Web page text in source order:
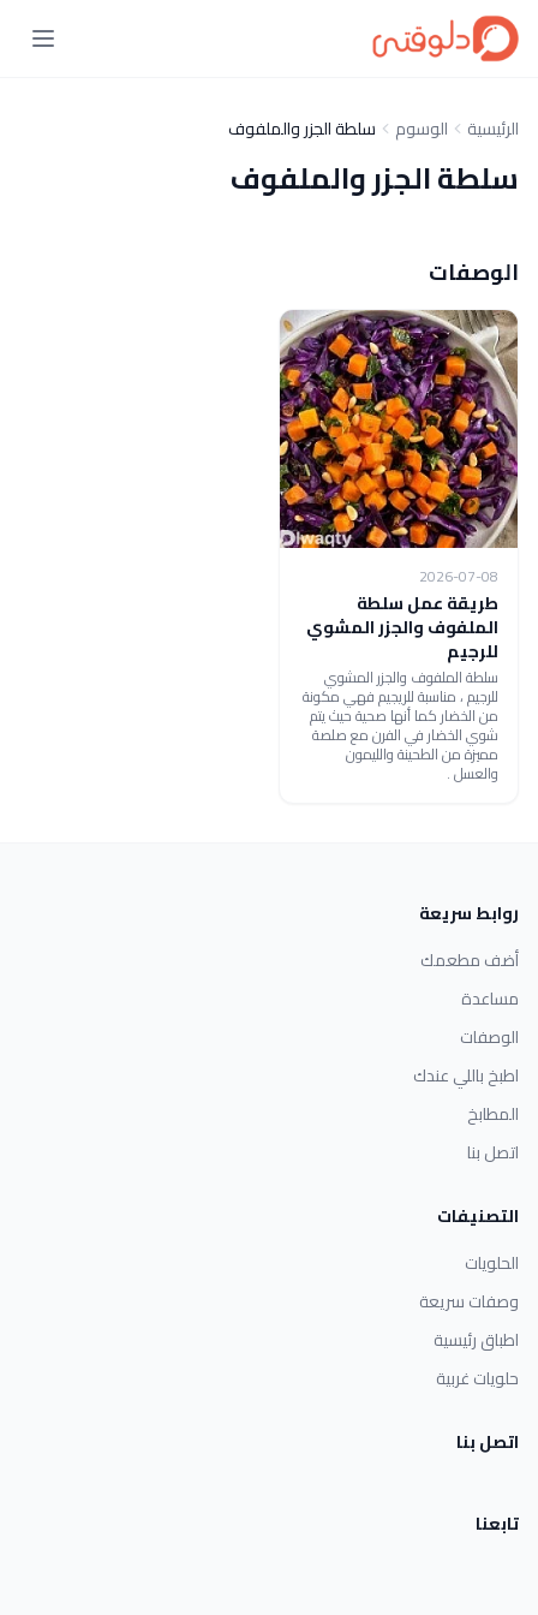
الرئيسية الوسوم سلطة الجزر والملفوف
سلطة الجزر والملفوف
الوصفات
2026-07-08
طريقة عمل سلطة
الملفوف والجزر المشوي
للرجيم
سلطة الملفوف والجزر المشوي
للرجيم ، مناسبة للريجيم فهي مكونة
من الخضار كما أنها صحية حيث يتم
شوي الخضار في الفرن مع صلصة
مميزة من الطحينة والليمون
والعسل .
روابط سريعة
أضف مطعمك
مساعدة
الوصفات
اطبخ باللي عندك
المطابخ
اتصل بنا
التصنيفات
الحلويات
وصفات سريعة
اطباق رئيسية
حلويات غربية
اتصل بنا
تابعنا